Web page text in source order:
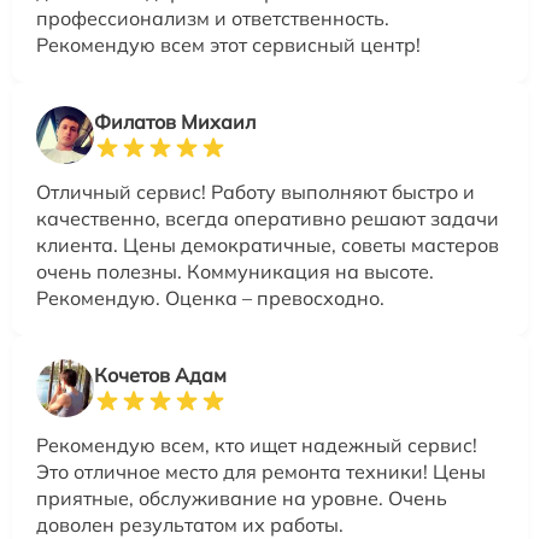
профессионализм и ответственность.
Рекомендую всем этот сервисный центр!
Филатов Михаил
Отличный сервис! Работу выполняют быстро и
качественно, всегда оперативно решают задачи
клиента. Цены демократичные, советы мастеров
очень полезны. Коммуникация на высоте.
Рекомендую. Оценка – превосходно.
Кочетов Адам
Рекомендую всем, кто ищет надежный сервис!
Это отличное место для ремонта техники! Цены
приятные, обслуживание на уровне. Очень
доволен результатом их работы.